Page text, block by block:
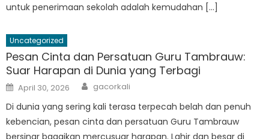
untuk penerimaan sekolah adalah kemudahan […]
Uncategorized
Pesan Cinta dan Persatuan Guru Tambrauw:
Suar Harapan di Dunia yang Terbagi
Posted
on
April 30, 2026 Author
gacorkali
Di dunia yang sering kali terasa terpecah belah dan penuh
kebencian, pesan cinta dan persatuan Guru Tambrauw
bersinar bagaikan mercusuar harapan. Lahir dan besar di